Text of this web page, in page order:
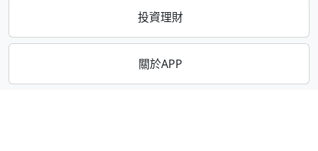
投資理財
關於APP